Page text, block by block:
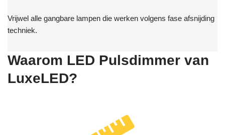
Vrijwel alle gangbare lampen die werken volgens fase afsnijding
techniek.
Waarom LED Pulsdimmer van
LuxeLED?